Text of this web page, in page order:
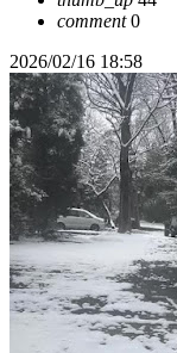
comment0
2026/02/16 18:58